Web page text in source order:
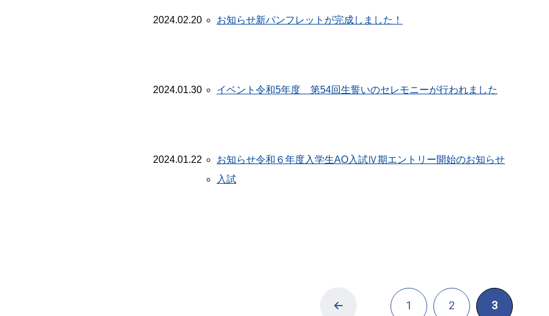
2024.02.20 お知らせ新パンフレットが完成しました！
2024.01.30 イベント 令和5年度 第54回生誓いのセレモニーが行われました
2024.01.22
お知らせ
入試
令和６年度入学生AO入試Ⅳ期エントリー開始のお知らせ
1 2 3